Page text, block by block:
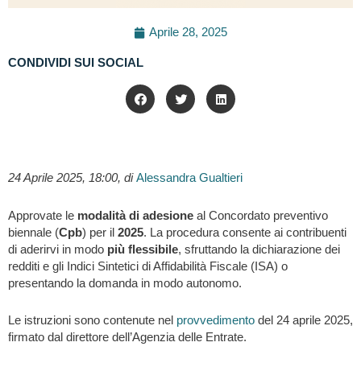
Aprile 28, 2025
CONDIVIDI SUI SOCIAL
24 Aprile 2025, 18:00, diAlessandra Gualtieri
Approvate le modalità di adesione al Concordato preventivo
biennale (Cpb) per il 2025. La procedura consente ai contribuenti
di aderirvi in modo più flessibile, sfruttando la dichiarazione dei
redditi e gli Indici Sintetici di Affidabilità Fiscale (ISA) o
presentando la domanda in modo autonomo.
Le istruzioni sono contenute nel provvedimento del 24 aprile 2025,
firmato dal direttore dell’Agenzia delle Entrate.